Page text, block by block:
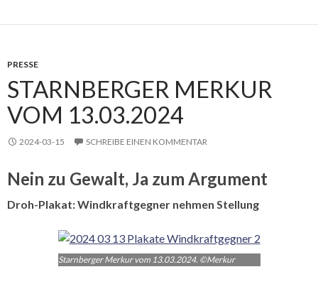
PRESSE
STARNBERGER MERKUR
VOM 13.03.2024
2024-03-15 SCHREIBE EINEN KOMMENTAR
Nein zu Gewalt, Ja zum Argument
Droh-Plakat: Windkraftgegner nehmen Stellung
Starnberger Merkur vom 13.03.2024. ©Merkur